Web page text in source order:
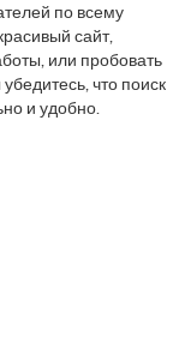
по всему
сайт,
или пробовать
что поиск
и удобно.